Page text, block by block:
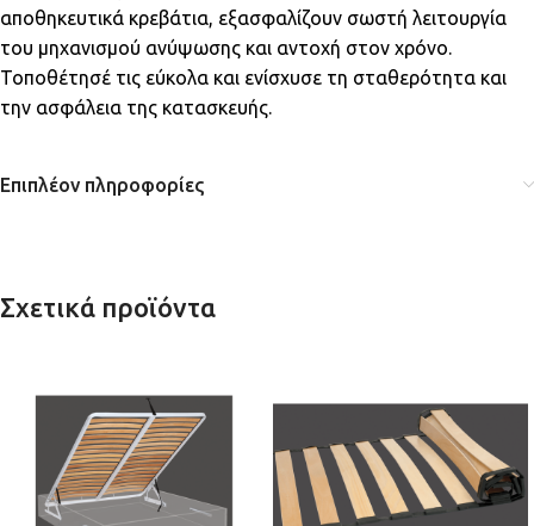
αποθηκευτικά κρεβάτια, εξασφαλίζουν σωστή λειτουργία
του μηχανισμού ανύψωσης και αντοχή στον χρόνο.
Τοποθέτησέ τις εύκολα και ενίσχυσε τη σταθερότητα και
την ασφάλεια της κατασκευής.
Επιπλέον πληροφορίες
Σχετικά προϊόντα